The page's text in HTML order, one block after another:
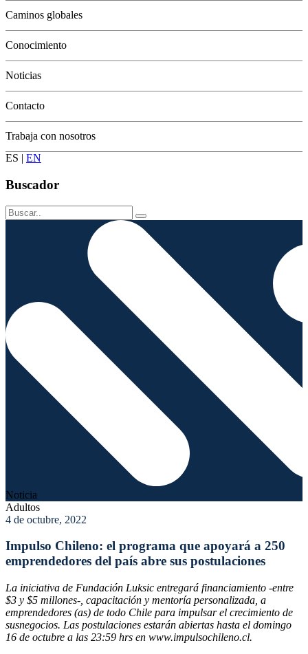
Jóvenes
Adultos
Grandes
Conservación
Caminos globales
Conocimiento
Noticias
Contacto
Trabaja con nosotros
ES | EN
Buscador
Noticia
Adultos
4 de octubre, 2022
Impulso Chileno: el programa que apoyará a 250
emprendedores del país abre sus postulaciones
La iniciativa de Fundación Luksic entregará financiamiento -entre
$3 y $5 millones-, capacitación y mentoría personalizada, a
emprendedores (as) de todo Chile para impulsar el crecimiento de
susnegocios. Las postulaciones estarán abiertas hasta el domingo
16 de octubre a las 23:59 hrs en www.impulsochileno.cl.